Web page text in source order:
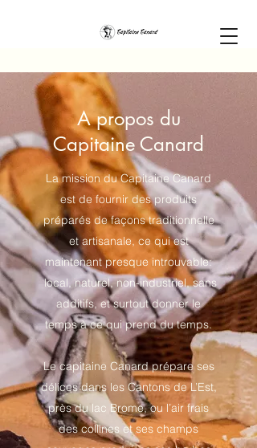
A propos du
Capitaine Canard
La mission du Capitaine Canard
est de fournir des produits
préparés de façons traditionnelle
et artisanale, ce qui est
maintenant presque introuvable:
local, naturel, non-industriel, sans
additifs, et surtout donner le
temps à ce qui prend du temps.
Le capitaine Canard prépare ses
délices dans les Cantons de L’Est,
près du lac Brome, ou l’air frais
des collines et ses champs